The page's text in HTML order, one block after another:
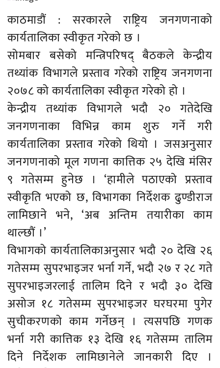
काठमाडौं : सरकारले राष्ट्रिय जनगणनाको
कार्यतालिका स्वीकृत गरेको छ ।
सोमबार बसेको मन्त्रिपरिषद् बैठकले केन्द्रीय
तथ्यांक विभागले प्रस्ताव गरेको राष्ट्रिय जनगणना
२०७८ को कार्यतालिका स्वीकृत गरेको हो ।
केन्द्रीय तथ्यांक विभागले भदौ २० गतेदेखि
जनगणनाका विभिन्न काम शुरु गर्ने गरी
कार्यतालिका प्रस्ताव गरेको थियो । जसअनुसार
जनगणनाको मूल गणना कात्तिक २५ देखि मंसिर
९ गतेसम्म हुनेछ । ‘हामीले पठाएको प्रस्ताव
स्वीकृति भएको छ, विभागका निर्देशक ढुण्डीराज
लामिछाने भने, ‘अब अन्तिम तयारीका काम
थाल्छौं ।’
विभागको कार्यतालिकाअनुसार भदौ २० देखि २६
गतेसम्म सुपरभाइजर भर्ना गर्ने, भदौ २७ र २८ गते
सुपरभाइजरलाई तालिम दिने र भदौ ३० देखि
असोज १८ गतेसम्म सुपरभाइजर घरघरमा पुगेर
सुचीकरणको काम गर्नेछन् । त्यसपछि गणक
भर्ना गरी कात्तिक १३ देखि १६ गतेसम्म तालिम
दिने निर्देशक लामिछानेले जानकारी दिए ।